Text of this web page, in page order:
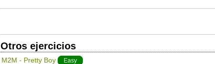
Otros ejercicios
M2M - Pretty Boy Easy